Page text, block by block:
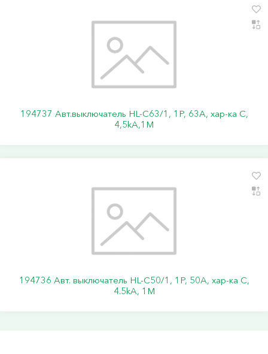
194737 Авт.выключатель HL-C63/1, 1Р, 63А, хар-ка С,
4,5kA,1M
194736 Авт. выключатель HL-C50/1, 1P, 50A, хар-ка C,
4.5kA, 1M